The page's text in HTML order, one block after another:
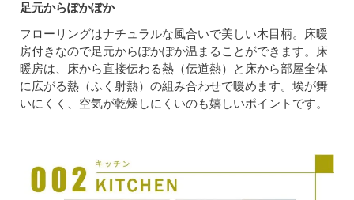
足元からぽかぽか
フローリングはナチュラルな風合いで美しい木目柄。床暖
房付きなので足元からぽかぽか温まることができます。床
暖房は、床から直接伝わる熱（伝道熱）と床から部屋全体
に広がる熱（ふく射熱）の組み合わせで暖めます。埃が舞
いにくく、空気が乾燥しにくいのも嬉しいポイントです。